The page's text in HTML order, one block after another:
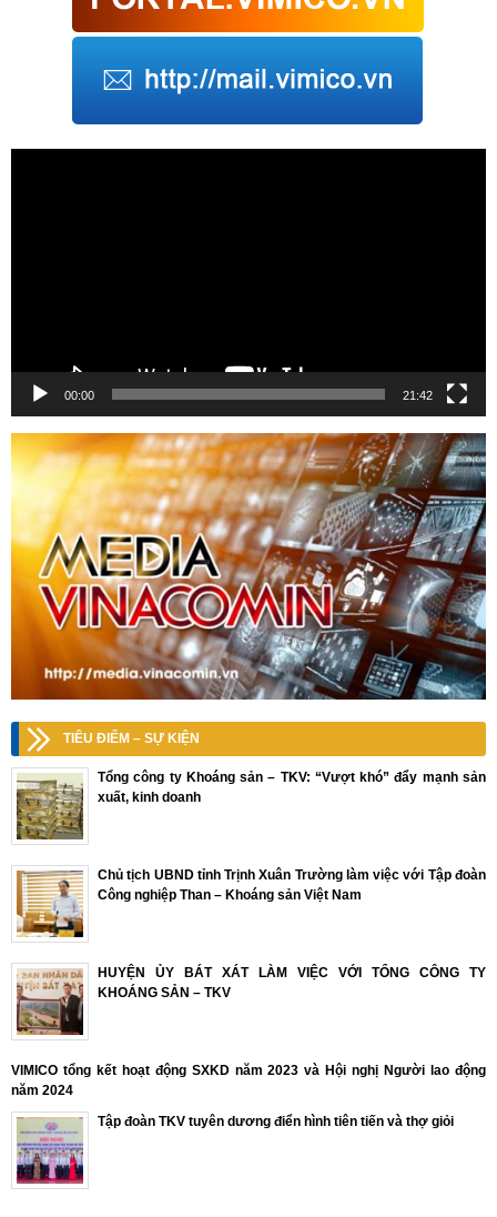
00:00 21:42
TIÊU ĐIỂM – SỰ KIỆN
Tổng công ty Khoáng sản – TKV: “Vượt khó” đẩy mạnh sản
xuất, kinh doanh
Chủ tịch UBND tỉnh Trịnh Xuân Trường làm việc với Tập đoàn
Công nghiệp Than – Khoáng sản Việt Nam
HUYỆN ỦY BÁT XÁT LÀM VIỆC VỚI TỔNG CÔNG TY
KHOÁNG SẢN – TKV
VIMICO tổng kết hoạt động SXKD năm 2023 và Hội nghị Người lao động
năm 2024
Tập đoàn TKV tuyên dương điển hình tiên tiến và thợ giỏi